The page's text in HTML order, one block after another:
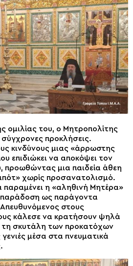
ομιλίας του, ο Μητροπολίτης
προκλήσεις.
κινδύνους μιας «άρρωστης
επιδιώκει να αποκόψει τον
προωθώντας μια παιδεία άθεη
χωρίς προσανατολισμό.
παραμένει η «αληθινή Μητέρα»
παράδοση ως παράγοντα
στους
κάλεσε να κρατήσουν ψηλά
τη σκυτάλη των προκατόχων
μέσα στα πνευματικά